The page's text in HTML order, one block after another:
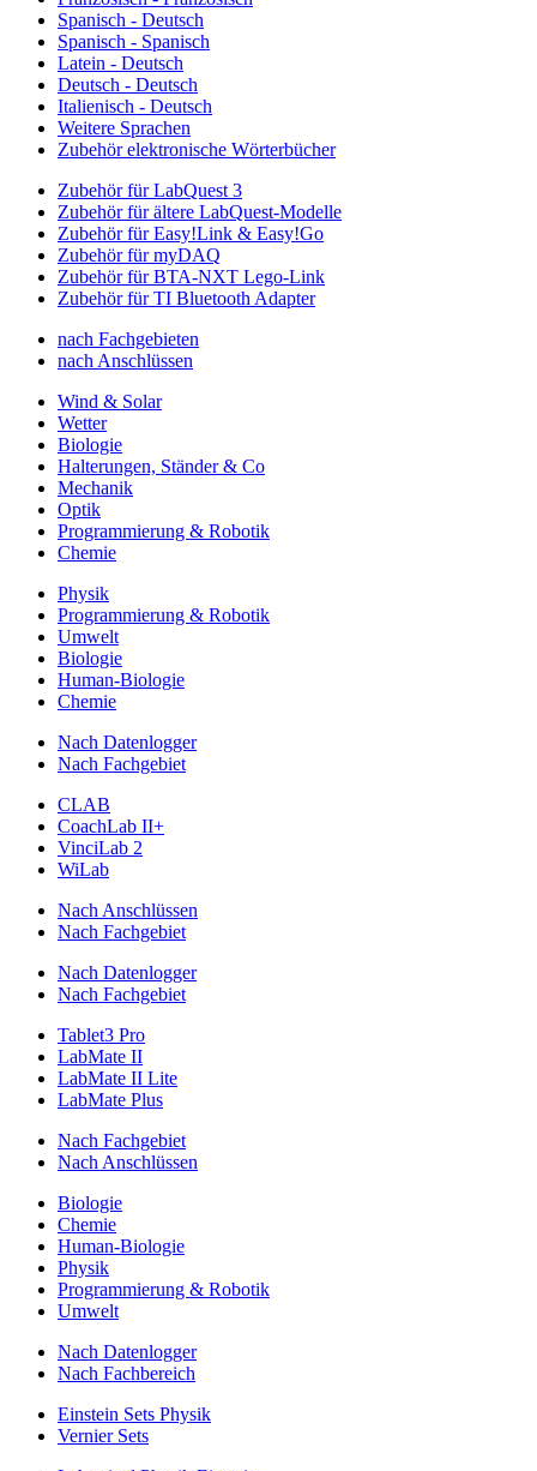
Spanisch - Deutsch
Spanisch - Spanisch
Latein - Deutsch
Deutsch - Deutsch
Italienisch - Deutsch
Weitere Sprachen
Zubehör elektronische Wörterbücher
Zubehör für LabQuest 3
Zubehör für ältere LabQuest-Modelle
Zubehör für Easy!Link & Easy!Go
Zubehör für myDAQ
Zubehör für BTA-NXT Lego-Link
Zubehör für TI Bluetooth Adapter
nach Fachgebieten
nach Anschlüssen
Wind & Solar
Wetter
Biologie
Halterungen, Ständer & Co
Mechanik
Optik
Programmierung & Robotik
Chemie
Physik
Programmierung & Robotik
Umwelt
Biologie
Human-Biologie
Chemie
Nach Datenlogger
Nach Fachgebiet
CLAB
CoachLab II+
VinciLab 2
WiLab
Nach Anschlüssen
Nach Fachgebiet
Nach Datenlogger
Nach Fachgebiet
Tablet3 Pro
LabMate II
LabMate II Lite
LabMate Plus
Nach Fachgebiet
Nach Anschlüssen
Biologie
Chemie
Human-Biologie
Physik
Programmierung & Robotik
Umwelt
Nach Datenlogger
Nach Fachbereich
Einstein Sets Physik
Vernier Sets